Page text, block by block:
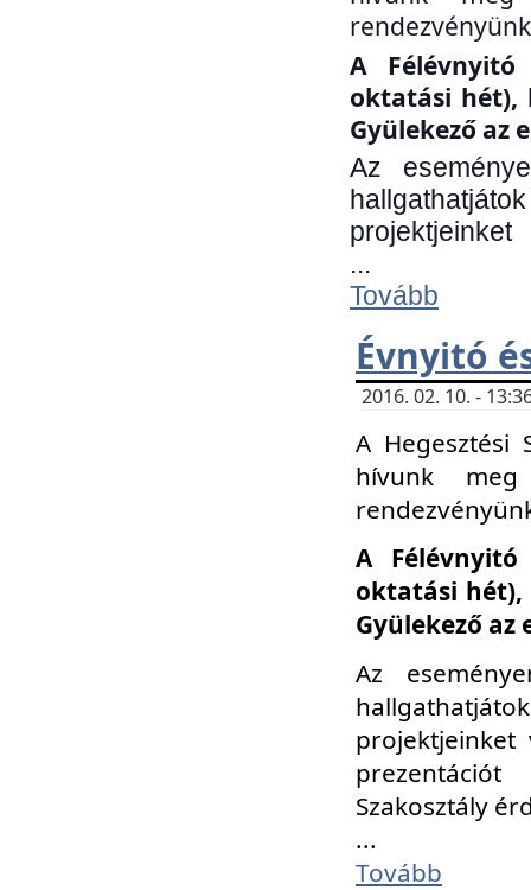
A
oktatási hét),
Gyülekező az
Az
projektjeinket
...
Tovább
Évnyitó
2016. 02. 10. -
A Hegesztési
hívunk
A
oktatási hét),
Gyülekező az
Az
Szakosztály
...
Tovább